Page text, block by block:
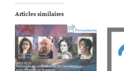
Articles similaires